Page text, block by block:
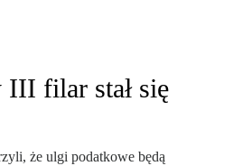
filar stał się
że ulgi podatkowe będą